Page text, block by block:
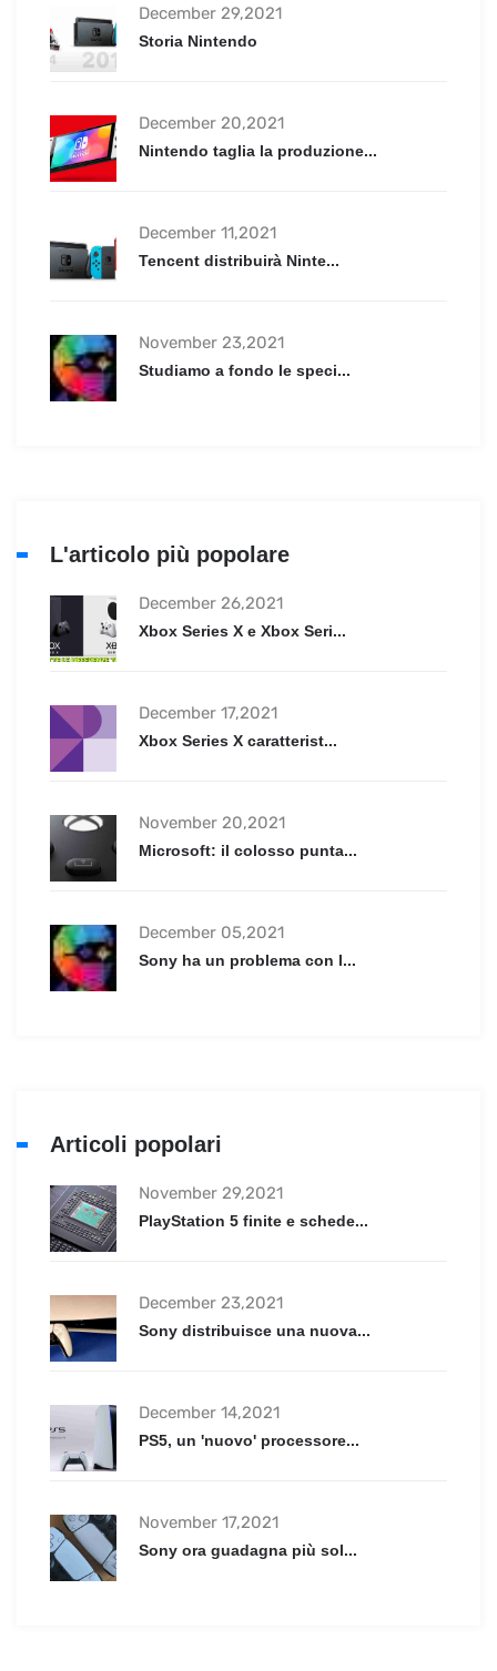
December 29,2021
Storia Nintendo
December 20,2021
Nintendo taglia la produzione...
December 11,2021
Tencent distribuirà Ninte...
November 23,2021
Studiamo a fondo le speci...
L'articolo più popolare
December 26,2021
Xbox Series X e Xbox Seri...
December 17,2021
Xbox Series X caratterist...
November 20,2021
Microsoft: il colosso punta...
December 05,2021
Sony ha un problema con l...
Articoli popolari
November 29,2021
PlayStation 5 finite e schede...
December 23,2021
Sony distribuisce una nuova...
December 14,2021
PS5, un 'nuovo' processore...
November 17,2021
Sony ora guadagna più sol...